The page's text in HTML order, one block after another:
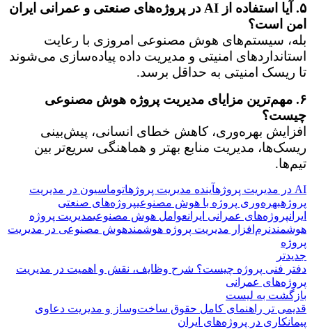
۵. آیا استفاده از AI در پروژه‌های صنعتی و عمرانی ایران
امن است؟
بله، سیستم‌های هوش مصنوعی امروزی با رعایت
استانداردهای امنیتی و مدیریت داده پیاده‌سازی می‌شوند
تا ریسک امنیتی به حداقل برسد.
۶. مهم‌ترین مزایای مدیریت پروژه هوش مصنوعی
چیست؟
افزایش بهره‌وری، کاهش خطای انسانی، پیش‌بینی
ریسک‌ها، مدیریت منابع بهتر و هماهنگی سریع‌تر بین
تیم‌ها.
AI در مدیریت پروژه آینده مدیریت پروژهاتوماسیون در مدیریت
پروژهبهره‌وری پروژه با هوش مصنوعیپروژه‌های صنعتی
ایرانپروژه‌های عمرانی ایرانعوامل هوش مصنوعیمدیریت پروژه
هوشمندنرم‌افزار مدیریت پروژه هوشمندهوش مصنوعی در مدیریت
پروژه
جدیدتر
دفتر فنی پروژه چیست؟ شرح وظایف، نقش و اهمیت در مدیریت
پروژه‌های عمرانی
بازگشت به لیست
قدیمی تر راهنمای کامل حقوق ساخت‌وساز و مدیریت دعاوی
پیمانکاری در پروژه‌های ایران